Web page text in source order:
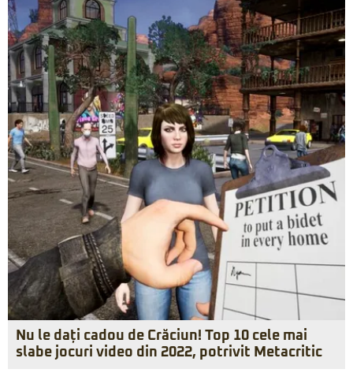
Nu le dați cadou de Crăciun! Top 10 cele mai
slabe jocuri video din 2022, potrivit Metacritic